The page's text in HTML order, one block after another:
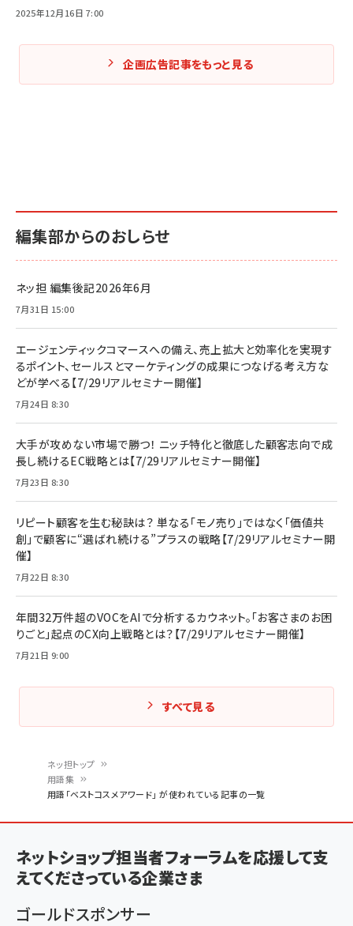
ン
く
ず
ネッ担トップ
用語集
用語「ベストコスメアワード」 が使われている記事の一覧
2025年12月16日 7:00
企画広告記事をもっと見る
編集部からのおしらせ
ネッ担 編集後記2026年6月
7月31日 15:00
エージェンティックコマースへの備え、売上拡大と効率化を実現す
るポイント、セールスとマーケティングの成果につなげる考え方な
どが学べる【7/29リアルセミナー開催】
7月24日 8:30
大手が攻めない市場で勝つ！ ニッチ特化と徹底した顧客志向で成
長し続けるEC戦略とは【7/29リアルセミナー開催】
7月23日 8:30
リピート顧客を生む秘訣は？ 単なる「モノ売り」ではなく「価値共
創」で顧客に“選ばれ続ける”プラスの戦略【7/29リアルセミナー開
催】
7月22日 8:30
年間32万件超のVOCをAIで分析するカウネット。「お客さまのお困
りごと」起点のCX向上戦略とは？【7/29リアルセミナー開催】
7月21日 9:00
すべて見る
ネットショップ担当者フォーラムを応援して支
えてくださっている企業さま
ゴールドスポンサー